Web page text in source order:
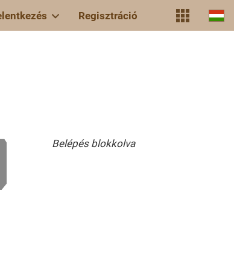
Regisztráció
Belépés blokkolva